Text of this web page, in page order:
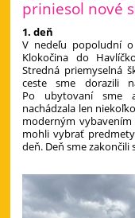
priniesol nové
1. deň
V nedeľu popoludní
Klokočina do
Stredná priemyselná
ceste sme dorazili
Po ubytovaní sme
nachádzala len
moderným
mohli vybrať
deň. Deň sme